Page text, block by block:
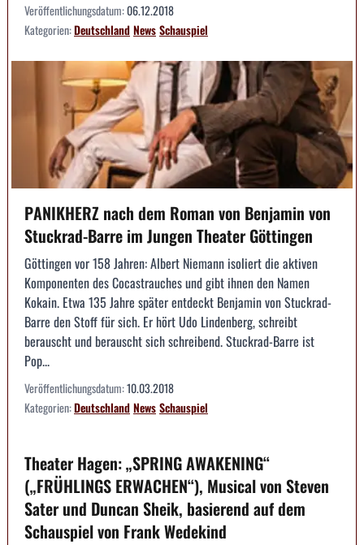
Veröffentlichungsdatum:06.12.2018
Kategorien:DeutschlandNewsSchauspiel
PANIKHERZ nach dem Roman von Benjamin von
Stuckrad-Barre im Jungen Theater Göttingen
Göttingen vor 158 Jahren: Albert Niemann isoliert die aktiven
Komponenten des Cocastrauches und gibt ihnen den Namen
Kokain. Etwa 135 Jahre später entdeckt Benjamin von Stuckrad-
Barre den Stoff für sich. Er hört Udo Lindenberg, schreibt
berauscht und berauscht sich schreibend. Stuckrad-Barre ist
Pop...
Veröffentlichungsdatum:10.03.2018
Kategorien:DeutschlandNewsSchauspiel
Theater Hagen: „SPRING AWAKENING“
(„FRÜHLINGS ERWACHEN“), Musical von Steven
Sater und Duncan Sheik, basierend auf dem
Schauspiel von Frank Wedekind